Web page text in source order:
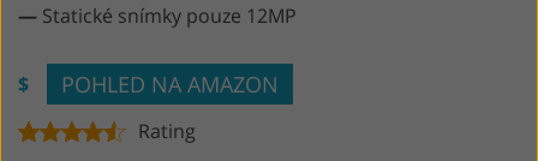
— Statické snímky pouze 12MP
$ POHLED NA AMAZON
Rating